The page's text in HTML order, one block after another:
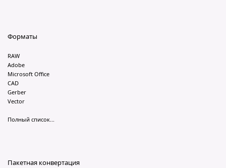
Форматы
RAW
Adobe
Microsoft Office
CAD
Gerber
Vector
Полный список...
Пакетная конвертация